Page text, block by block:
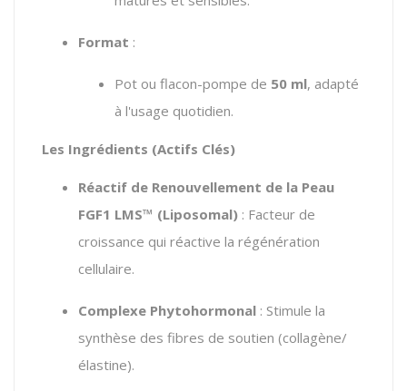
Format :
Pot ou flacon-pompe de 50 ml, adapté
à l'usage quotidien.
Les Ingrédients (Actifs Clés)
Réactif de Renouvellement de la Peau
FGF1 LMS™ (Liposomal) : Facteur de
croissance qui réactive la régénération
cellulaire.
Complexe Phytohormonal : Stimule la
synthèse des fibres de soutien (collagène/
élastine).